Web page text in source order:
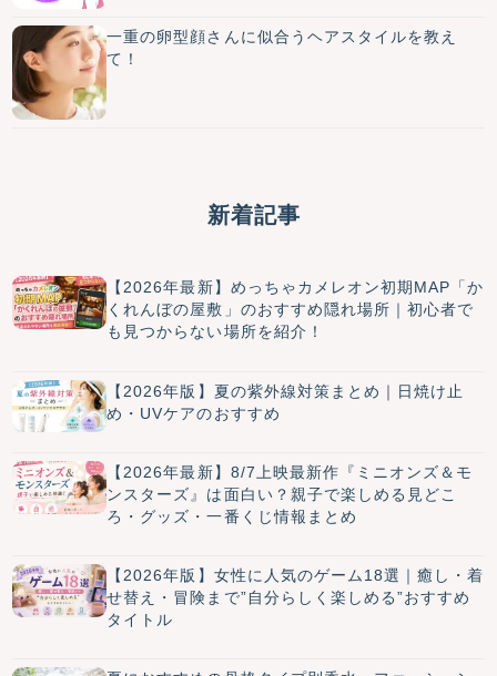
一重の卵型顔さんに似合うヘアスタイルを教え
て！
新着記事
【2026年最新】めっちゃカメレオン初期MAP「か
くれんぼの屋敷」のおすすめ隠れ場所｜初心者で
も見つからない場所を紹介！
【2026年版】夏の紫外線対策まとめ｜日焼け止
め・UVケアのおすすめ
【2026年最新】8/7上映最新作『ミニオンズ＆モ
ンスターズ』は面白い？親子で楽しめる見どこ
ろ・グッズ・一番くじ情報まとめ
【2026年版】女性に人気のゲーム18選｜癒し・着
せ替え・冒険まで”自分らしく楽しめる”おすすめ
タイトル